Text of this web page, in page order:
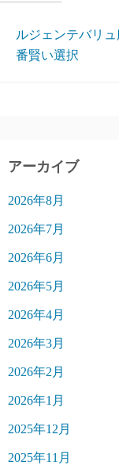
ルジェンテバリ
番賢い選択
アーカイブ
2026年8月
2026年7月
2026年6月
2026年5月
2026年4月
2026年3月
2026年2月
2026年1月
2025年12月
2025年11月